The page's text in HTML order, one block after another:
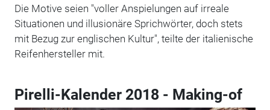
Die Motive seien "voller Anspielungen auf irreale
Situationen und illusionäre Sprichwörter, doch stets
mit Bezug zur englischen Kultur", teilte der italienische
Reifenhersteller mit.
Pirelli-Kalender 2018 - Making-of